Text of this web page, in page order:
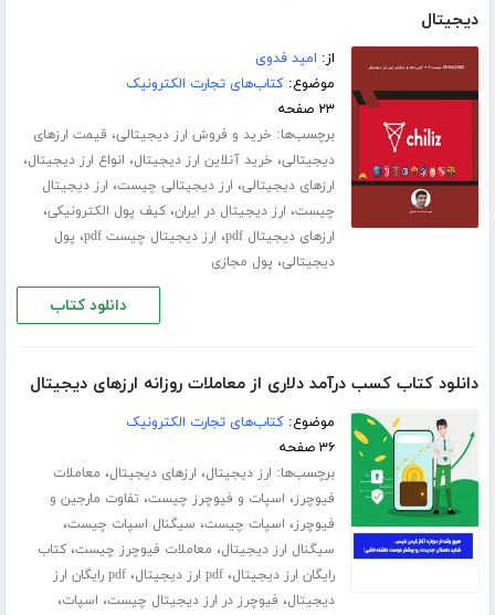
دیجیتال
از: امید فدوی
موضوع:کتاب‌های تجارت الکترونیک
۲۳ صفحه
برچسب‌ها: خرید و فروش ارز دیجیتالی، قیمت ارزهای
دیجیتالی، خرید آنلاین ارز دیجیتال، انواع ارز دیجیتال،
ارزهای دیجیتالی، ارز دیجیتالی چیست، ارز دیجیتال
چیست، ارز دیجیتال در ایران،کیف پول الکترونیکی،
ارزهای دیجیتال pdf ، ارز دیجیتال چیست pdf ، پول
دیجیتالی، پول مجازی
دانلود کتاب
دانلود کتاب کسب درآمد دلاری از معاملات روزانه ارزهای دیجیتال
موضوع:کتاب‌های تجارت الکترونیک
۳۶ صفحه
برچسب‌ها: ارز دیجیتال، ارزهای دیجیتال، معاملات
فیوچرز، اسپات و فیوچرز چیست، تفاوت مارجین و
فیوچرز، اسپات چیست، سیگنال اسپات چیست،
سیگنال ارز دیجیتال، معاملات فیوچرز چیست،کتاب
رایگان ارز دیجیتال،pdf ارز دیجیتال ،
pdf رایگان ارز
دیجیتال، فیوچرز در ارز دیجیتال چیست، اسپات،